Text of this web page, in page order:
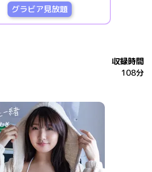
グラビア見放題
収録時間
108分